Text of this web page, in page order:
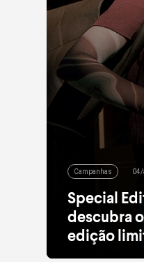
Campanhas
Special
descubra
edição